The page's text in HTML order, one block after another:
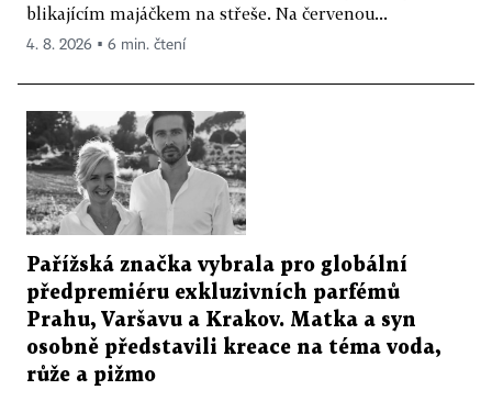
blikajícím majáčkem na střeše. Na červenou...
4. 8. 2026 ▪ 6 min. čtení
Pařížská značka vybrala pro globální
předpremiéru exkluzivních parfémů
Prahu, Varšavu a Krakov. Matka a syn
osobně představili kreace na téma voda,
růže a pižmo